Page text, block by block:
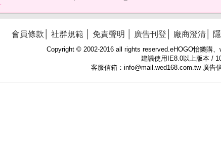
會員條款 社群規範 免責聲明 廣告刊登 廠商澄清
Copyright © 2002-2016 all rights reserved.eHOGO怡樂購
建議使用IE8.0以上版本 /
客服信箱：info@mail.wed168.com.tw 廣告